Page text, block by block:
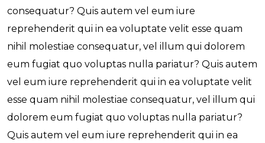
consequatur? Quis autem vel eum iure
reprehenderit qui in ea voluptate velit esse quam
nihil molestiae consequatur, vel illum qui dolorem
eum fugiat quo voluptas nulla pariatur? Quis autem
vel eum iure reprehenderit qui in ea voluptate velit
esse quam nihil molestiae consequatur, vel illum qui
dolorem eum fugiat quo voluptas nulla pariatur?
Quis autem vel eum iure reprehenderit qui in ea